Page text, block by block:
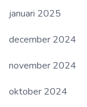
januari 2025
december 2024
november 2024
oktober 2024